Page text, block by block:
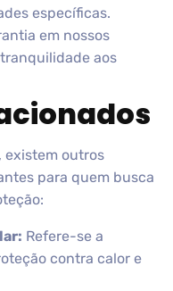
específicas.
em nossos
aos
existem outros
para quem busca
Refere-se a
contra calor e